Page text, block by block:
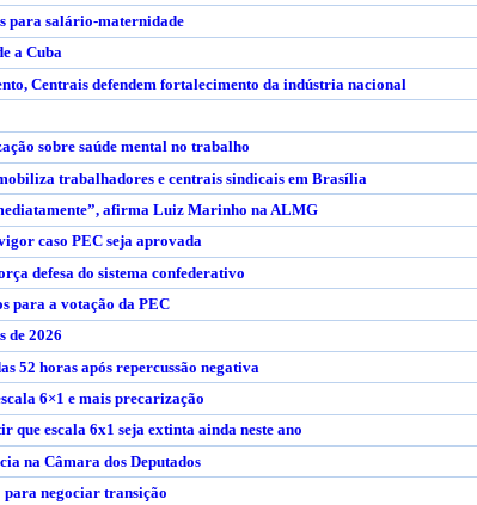
para salário-maternidade
a Cuba
Centrais defendem fortalecimento da indústria nacional
sobre saúde mental no trabalho
trabalhadores e centrais sindicais em Brasília
afirma Luiz Marinho na ALMG
caso PEC seja aprovada
defesa do sistema confederativo
para a votação da PEC
de 2026
52 horas após repercussão negativa
6×1 e mais precarização
que escala 6x1 seja extinta ainda neste ano
na Câmara dos Deputados
para negociar transição